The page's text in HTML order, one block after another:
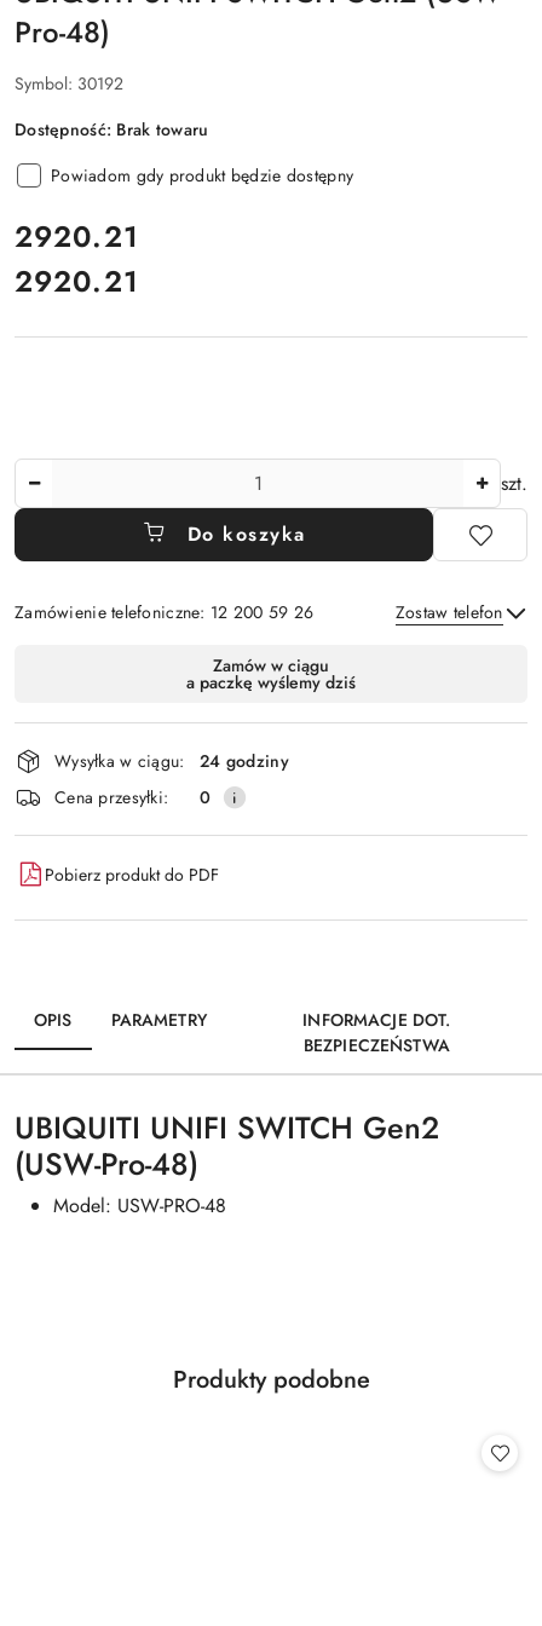
Pro-48)
Symbol: 30192
Dostępność: Brak towaru
Powiadom gdy produkt będzie dostępny
cena:
2920.21
Cena:
2920.21
szt.
Do koszyka
Zamówienie telefoniczne: 12 200 59 26 Zostaw telefon
Wyślij
dostawa
Zamów w ciągu
a paczkę wyślemy dziś
Wysyłka w ciągu:
24 godziny
Cena przesyłki:
0
Pobierz produkt do PDF
OPIS PARAMETRY
INFORMACJE DOT.
BEZPIECZEŃSTWA
UBIQUITI UNIFI SWITCH Gen2
(USW-Pro-48)
Model: USW-PRO-48
Pomiń karuzelę produktów
Produkty
Produkty podobne